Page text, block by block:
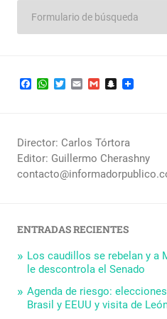
Facebook
WhatsApp
TwitterEmailGmailSnapchat
Director: Carlos Tórtora
Editor: Guillermo Cherashny
ENTRADAS RECIENTES
Los caudillos se rebelan y a
le descontrola el Senado
Agenda de riesgo:
Brasil y EEUU y visita de